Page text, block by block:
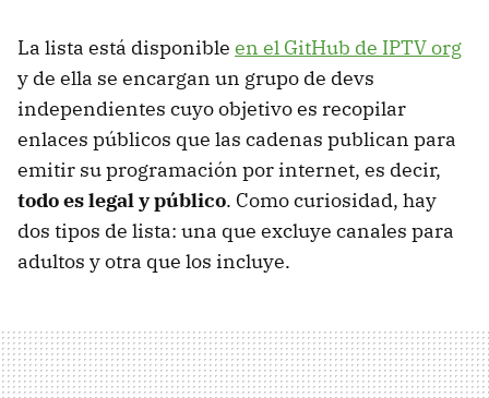
La lista está disponible en el GitHub de IPTV org
y de ella se encargan un grupo de devs
independientes cuyo objetivo es recopilar
enlaces públicos que las cadenas publican para
emitir su programación por internet, es decir,
todo es legal y público. Como curiosidad, hay
dos tipos de lista: una que excluye canales para
adultos y otra que los incluye.